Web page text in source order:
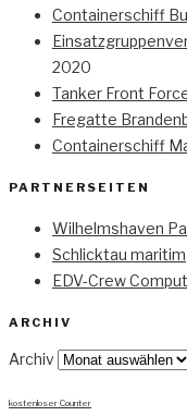
Containerschiff
2020
Tanker Front
Fregatte
Containerschiff
PARTNERSEITEN
Wilhelmshaven
Schlicktau maritim
EDV-Crew
ARCHIV
Archiv
kostenloser Counter